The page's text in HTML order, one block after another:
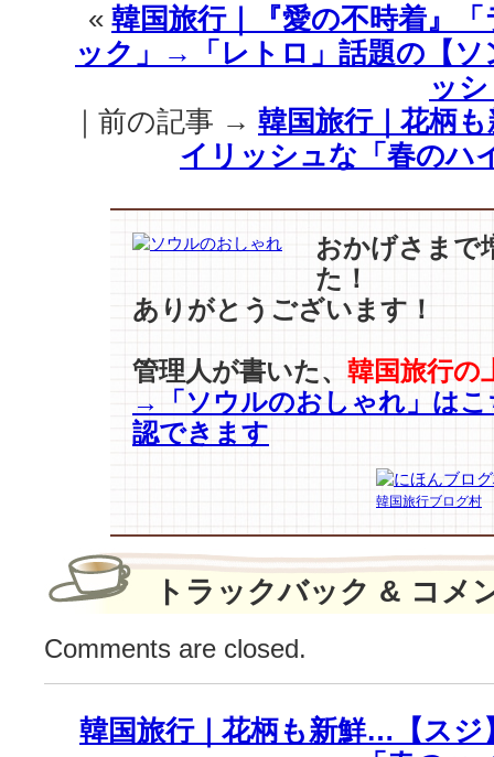
ジ
ウ】
が
プ
イ
ズ
出
不
時
着』
視
聴
15.7%！
« 韓国旅行｜『愛の不時着』
ック」→「レトロ」話題の【
ッ
｜前の記事 → 韓国旅行｜花柄
イリッシュな「春のハ
おかげさまで
た！
ありがとうございます！
管理人が書いた、 韓国旅行の
→「ソウルのおしゃれ」はこ
認できます
韓国旅行ブログ村
トラックバック & コメ
Comments are closed.
韓国旅行｜花柄も新鮮…【ス